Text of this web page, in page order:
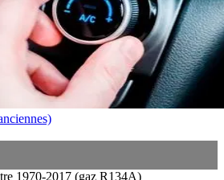
1970-2017 (gaz R134A)